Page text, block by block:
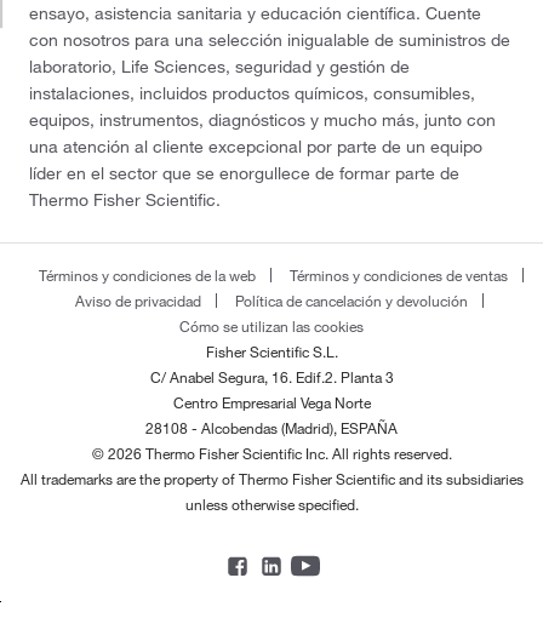
ensayo, asistencia sanitaria y educación científica. Cuente
con nosotros para una selección inigualable de suministros de
laboratorio, Life Sciences, seguridad y gestión de
instalaciones, incluidos productos químicos, consumibles,
equipos, instrumentos, diagnósticos y mucho más, junto con
una atención al cliente excepcional por parte de un equipo
líder en el sector que se enorgullece de formar parte de
Thermo Fisher Scientific.
Términos y condiciones de la web
Términos y condiciones de ventas
Aviso de privacidad
Política de cancelación y devolución
Cómo se utilizan las cookies
Fisher Scientific S.L.
C/ Anabel Segura, 16. Edif.2. Planta 3
Centro Empresarial Vega Norte
28108 - Alcobendas (Madrid), ESPAÑA
© 2026 Thermo Fisher Scientific Inc. All rights reserved.
All trademarks are the property of Thermo Fisher Scientific and its subsidiaries
unless otherwise specified.